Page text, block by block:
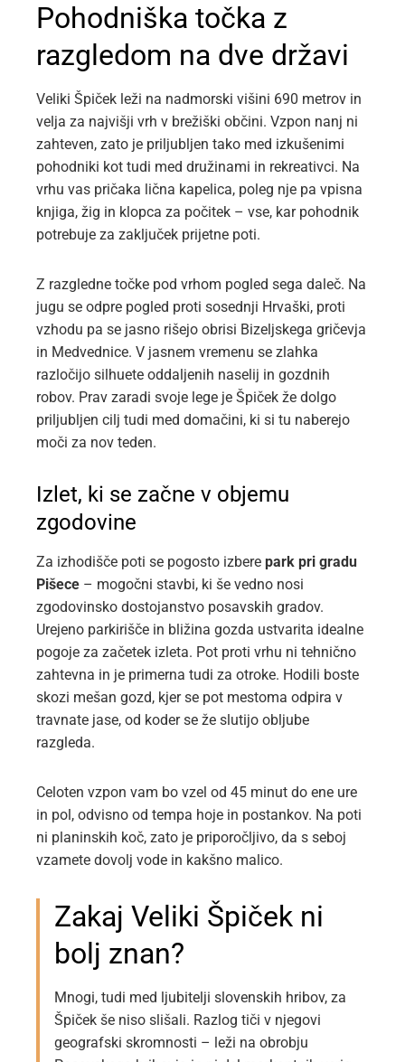
Pohodniška točka z
razgledom na dve državi
Veliki Špiček leži na nadmorski višini 690 metrov in
velja za najvišji vrh v brežiški občini. Vzpon nanj ni
zahteven, zato je priljubljen tako med izkušenimi
pohodniki kot tudi med družinami in rekreativci. Na
vrhu vas pričaka lična kapelica, poleg nje pa vpisna
knjiga, žig in klopca za počitek – vse, kar pohodnik
potrebuje za zaključek prijetne poti.
Z razgledne točke pod vrhom pogled sega daleč. Na
jugu se odpre pogled proti sosednji Hrvaški, proti
vzhodu pa se jasno rišejo obrisi Bizeljskega gričevja
in Medvednice. V jasnem vremenu se zlahka
razločijo silhuete oddaljenih naselij in gozdnih
robov. Prav zaradi svoje lege je Špiček že dolgo
priljubljen cilj tudi med domačini, ki si tu naberejo
moči za nov teden.
Izlet, ki se začne v objemu
zgodovine
Za izhodišče poti se pogosto izbere park pri gradu
Pišece – mogočni stavbi, ki še vedno nosi
zgodovinsko dostojanstvo posavskih gradov.
Urejeno parkirišče in bližina gozda ustvarita idealne
pogoje za začetek izleta. Pot proti vrhu ni tehnično
zahtevna in je primerna tudi za otroke. Hodili boste
skozi mešan gozd, kjer se pot mestoma odpira v
travnate jase, od koder se že slutijo obljube
razgleda.
Celoten vzpon vam bo vzel od 45 minut do ene ure
in pol, odvisno od tempa hoje in postankov. Na poti
ni planinskih koč, zato je priporočljivo, da s seboj
vzamete dovolj vode in kakšno malico.
Zakaj Veliki Špiček ni
bolj znan?
Mnogi, tudi med ljubitelji slovenskih hribov, za
Špiček še niso slišali. Razlog tiči v njegovi
geografski skromnosti – leži na obrobju